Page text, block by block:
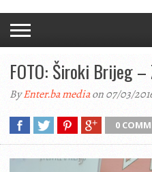
FOTO: Široki Brijeg
ByEnter.ba mediaon 07/03/
0